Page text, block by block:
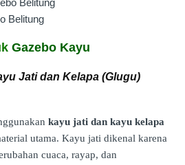
Belitung
Gazebo Kayu
Jati dan Kelapa (Glugu)
kayu jati dan kayu kelapa
utama. Kayu jati dikenal karena
cuaca, rayap, dan